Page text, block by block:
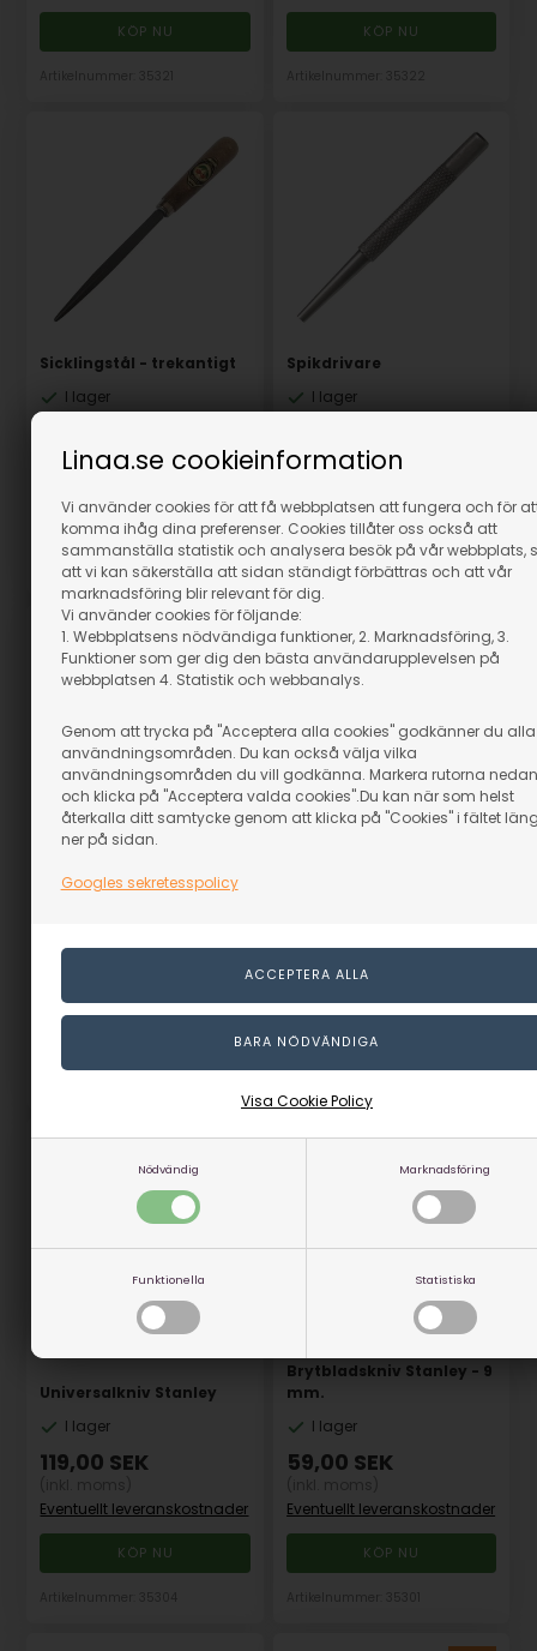
Linaa.se cookieinformation
Vi använder cookies för att få webbplatsen att fungera och för
komma ihåg dina preferenser. Cookies tillåter oss också att
sammanställa statistik och analysera besök på vår webbplats,
att vi kan säkerställa att sidan ständigt förbättras och att vår
marknadsföring blir relevant för dig.
Vi använder cookies för följande:
1. Webbplatsens nödvändiga funktioner, 2. Marknadsföring, 3.
Funktioner som ger dig den bästa användarupplevelsen på
webbplatsen 4. Statistik och webbanalys.
Genom att trycka på "Acceptera alla cookies" godkänner du alla
användningsområden. Du kan också välja vilka
användningsområden du vill godkänna. Markera rutorna nedan
och klicka på "Acceptera valda cookies".Du kan när som helst
återkalla ditt samtycke genom att klicka på "Cookies" i fältet
ner på sidan.
Googles sekretesspolicy
Nödvändig Marknadsföring
Funktionella Statistiska
Visa Cookie Policy
Sicklingstål - trekantigt
I lager
(inkl. moms)
Artikelnummer: 35323
Spikdrivare
I lager
(inkl. moms)
Artikelnummer: 35345
Spikdrivare sats 3 stk.
319,00SEK
Eventuellt leveranskostnader
69,00SEK
(inkl. moms)
Universalkniv Stanley
I lager
119,00 SEK
Eventuellt leveranskostnader
Brytbladskniv Stanley - 9
mm.
I lager
59,00 SEK
Eventuellt leveranskostnader